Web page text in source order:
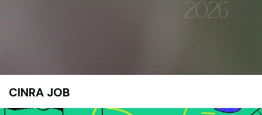
CINRA JOB